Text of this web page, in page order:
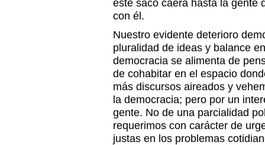
este saco caerá hasta la gente
con él.
Nuestro evidente deterioro
pluralidad de ideas y balance
democracia se alimenta de
de cohabitar en el espacio
más discursos aireados y
la democracia; pero por un
gente. No de una parcialidad
requerimos con carácter de
justas en los problemas